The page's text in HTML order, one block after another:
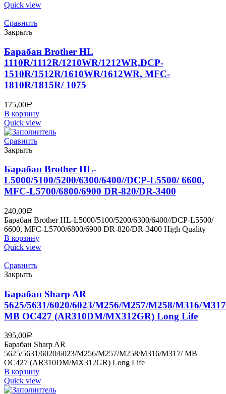
Quick view
Сравнить
Закрыть
Барабан Brother HL
1110R/1112R/1210WR/1212WR,DCP-
1510R/1512R/1610WR/1612WR, MFC-
1810R/1815R/ 1075
175,00Р
В корзину
Quick view
Сравнить
Закрыть
Барабан Brother HL-
L5000/5100/5200/6300/6400//DCP-L5500/ 6600,
MFC-L5700/6800/6900 DR-820/DR-3400
240,00Р
Барабан Brother HL-L5000/5100/5200/6300/6400//DCP-L5500/
6600, MFC-L5700/6800/6900 DR-820/DR-3400 High Quality
В корзину
Quick view
Сравнить
Закрыть
Барабан Sharp AR
5625/5631/6020/6023/M256/M257/M258/M316/
MB OC427 (AR310DM/MX312GR) Long Life
395,00Р
Барабан Sharp AR
5625/5631/6020/6023/M256/M257/M258/M316/M317/ MB
OC427 (AR310DM/MX312GR) Long Life
В корзину
Quick view